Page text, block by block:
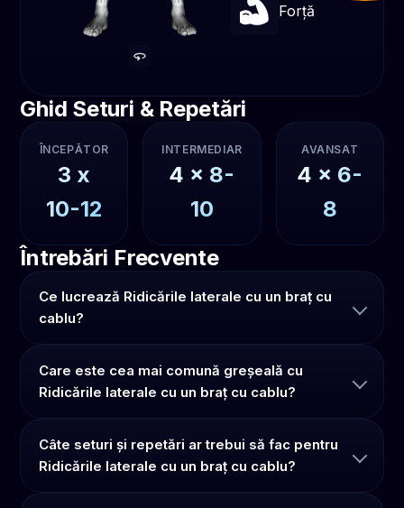
Forță
Ghid Seturi & Repetări
ÎNCEPĂTOR
3 x
10-12
INTERMEDIAR
4 x 8-
10
AVANSAT
4 x 6-
8
Întrebări Frecvente
Ce lucrează Ridicările laterale cu un braț cu
cablu?
Care este cea mai comună greșeală cu
Ridicările laterale cu un braț cu cablu?
Câte seturi și repetări ar trebui să fac pentru
Ridicările laterale cu un braț cu cablu?